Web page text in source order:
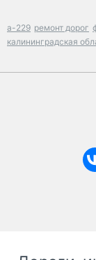
а-229 ремонт дорог
калининградская